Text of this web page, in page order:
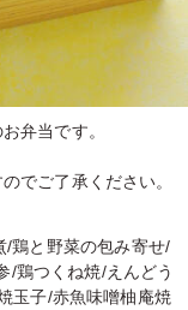
弁当です。
でご了承ください。
鶏と野菜の包み寄せ/
/鶏つくね焼/えんどう
玉子/赤魚味噌柚庵焼